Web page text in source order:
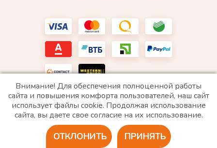
*WhatsApp принадлежит компании Meta, которая признана экстремистской и запрещена в
РФ
2020 © Все права защищены. ИП «Войтенко»
Разработка сайта
Внимание! Для обеспечения полноценной работы
сайта и повышения комфорта пользователей, наш сайт
использует файлы cookie. Продолжая использование
сайта, вы даете свое согласие на их использование.
ПРИНЯТЬ
ОТКЛОНИТЬ